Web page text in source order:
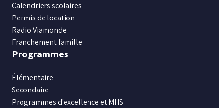
Calendriers scolaires
Permis de location
Radio Viamonde
Franchement famille
Programmes
Élémentaire
Secondaire
Programmes d'excellence et MHS